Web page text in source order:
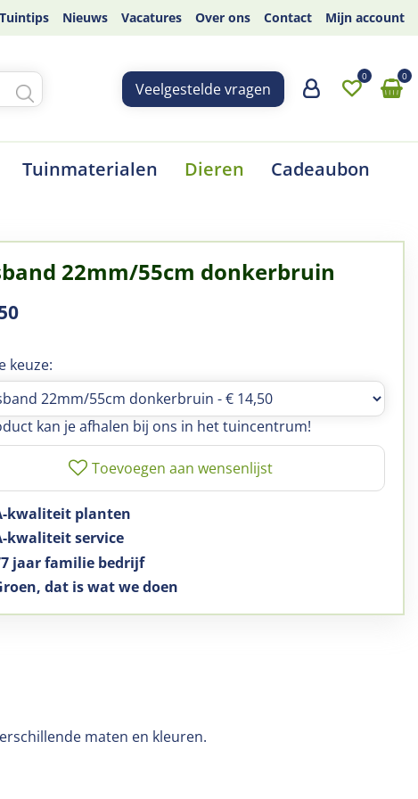
Tuintips Nieuws Vacatures Over ons Contact Mijn account
Veelgestelde vragen
Tuinmaterialen Dieren Cadeaubon
22mm/55cm donkerbruin
keuze:
kan je afhalen bij ons in het tuincentrum!
kwaliteit planten
kwaliteit service
jaar familie bedrijf
dat is wat we doen
maten en kleuren.